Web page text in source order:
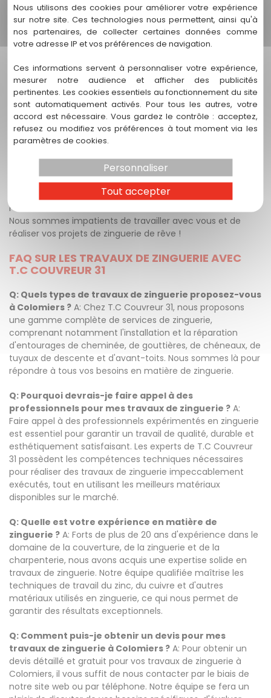
notre équipe qualifiée est prête à relever tous les défis.
Nous nous engageons à vous offrir des travaux de zinguerie
d'une qualité supérieure, respectant les délais convenus et
priorité absolue, et nous mettons tout en œuvre pour vous
garantir des résultats qui dépassent vos attentes.
N'attendez plus ! Contactez-nous dès aujourd'hui pour
discuter de votre projet de zinguerie à Colomiers. Notre
équipe amicale et compétente se fera un plaisir de
répondre à toutes vos questions et de vous fournir un devis
détaillé et gratuit. Transformez votre toiture avec la
zinguerie de T.C Couvreur 31 et profitez d'une protection
durable et esthétiquement remarquable.
Faites le bon choix et contactez-nous dès maintenant.
Nous sommes impatients de travailler avec vous et de
réaliser vos projets de zinguerie de rêve !
FAQ SUR LES TRAVAUX DE ZINGUERIE AVEC
T.C COUVREUR 31
Q: Quels types de travaux de zinguerie proposez-vous
à Colomiers ? A: Chez T.C Couvreur 31, nous proposons
une gamme complète de services de zinguerie,
comprenant notamment l'installation et la réparation
d'entourages de cheminée, de gouttières, de chéneaux, de
tuyaux de descente et d'avant-toits. Nous sommes là pour
répondre à tous vos besoins en matière de zinguerie.
Q: Pourquoi devrais-je faire appel à des
professionnels pour mes travaux de zinguerie ? A:
Faire appel à des professionnels expérimentés en zinguerie
est essentiel pour garantir un travail de qualité, durable et
esthétiquement satisfaisant. Les experts de T.C Couvreur
31 possèdent les compétences techniques nécessaires
pour réaliser des travaux de zinguerie impeccablement
exécutés, tout en utilisant les meilleurs matériaux
disponibles sur le marché.
Q: Quelle est votre expérience en matière de
zinguerie ? A: Forts de plus de 20 ans d'expérience dans le
domaine de la couverture, de la zinguerie et de la
charpenterie, nous avons acquis une expertise solide en
travaux de zinguerie. Notre équipe qualifiée maîtrise les
techniques de travail du zinc, du cuivre et d'autres
matériaux utilisés en zinguerie, ce qui nous permet de
garantir des résultats exceptionnels.
Q: Comment puis-je obtenir un devis pour mes
travaux de zinguerie à Colomiers ? A: Pour obtenir un
devis détaillé et gratuit pour vos travaux de zinguerie à
Colomiers, il vous suffit de nous contacter par le biais de
notre site web ou par téléphone. Notre équipe se fera un
Nous utilisons des cookies pour améliorer votre expérience
sur notre site. Ces technologies nous permettent, ainsi qu'à
nos partenaires, de collecter certaines données comme
votre adresse IP et vos préférences de navigation.
Ces informations servent à personnaliser votre expérience,
mesurer notre audience et afficher des publicités
pertinentes. Les cookies essentiels au fonctionnement du site
sont automatiquement activés. Pour tous les autres, votre
accord est nécessaire. Vous gardez le contrôle : acceptez,
refusez ou modifiez vos préférences à tout moment via les
paramètres de cookies.
Tout accepter
Personnaliser